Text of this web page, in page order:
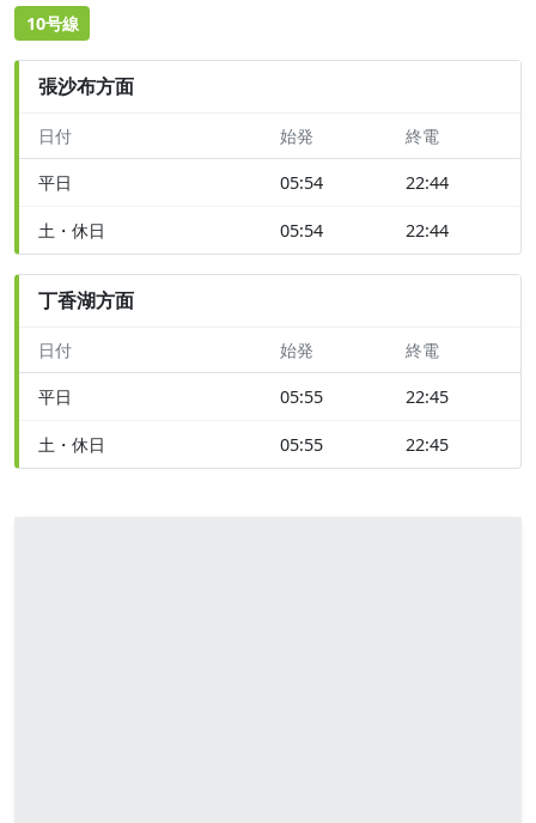
10号線
張沙布方面
日付 始発 終電
平日 05:54 22:44
土・休日 05:54 22:44
丁香湖方面
日付 始発 終電
平日 05:55 22:45
土・休日 05:55 22:45